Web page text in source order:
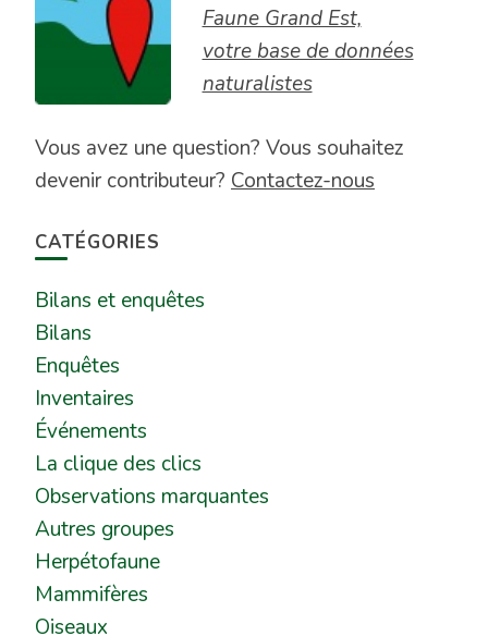
Faune Grand Est,
votre base de données
naturalistes
Vous avez une question? Vous souhaitez
devenir contributeur? Contactez-nous
CATÉGORIES
Bilans et enquêtes
Bilans
Enquêtes
Inventaires
Événements
La clique des clics
Observations marquantes
Autres groupes
Herpétofaune
Mammifères
Oiseaux